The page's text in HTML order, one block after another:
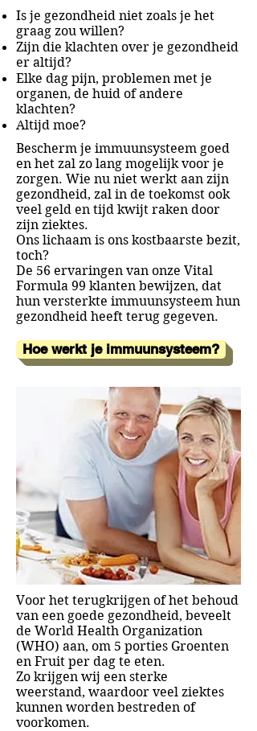
Is je gezondheid niet zoals je het
graag zou willen?
Zijn die klachten over je gezondheid
er altijd?
Elke dag pijn, problemen met je
organen, de huid of andere
klachten?
Altijd moe?
Bescherm je immuunsysteem goed
en het zal zo lang mogelijk voor je
zorgen. Wie nu niet werkt aan zijn
gezondheid, zal in de toekomst ook
veel geld en tijd kwijt raken door
zijn ziektes.
Ons lichaam is ons kostbaarste bezit,
toch?
De 56 ervaringen van onze Vital
Formula 99 klanten bewijzen, dat
hun versterkte immuunsysteem hun
gezondheid heeft terug gegeven.
Hoe werkt je immuunsysteem?
Voor het terugkrijgen of het behoud
van een goede gezondheid, beveelt
de World Health Organization
(WHO) aan, om 5 porties Groenten
en Fruit per dag te eten.
Zo krijgen wij een sterke
weerstand, waardoor veel ziektes
kunnen worden bestreden of
voorkomen.